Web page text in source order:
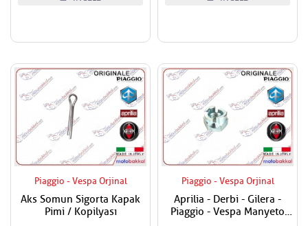
Piaggio - Vespa Orjinal
Aks Somun Sigorta Kapak
Pimi / Kopilyası
Piaggio - Vespa Orjinal
Aprilia - Derbi - Gilera -
Piaggio - Vespa Manyeto